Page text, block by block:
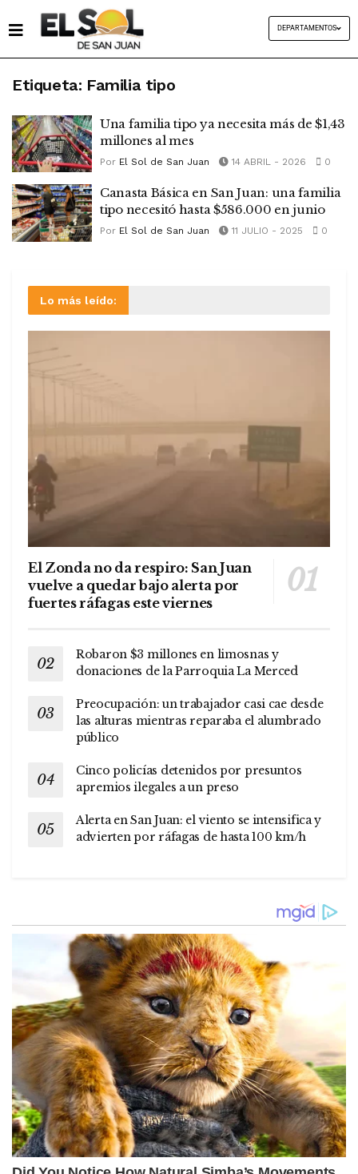
DEPARTAMENTOS
Etiqueta: Familia tipo
Una familia tipo ya necesita más de $1,43
millones al mes
Por El Sol de San Juan 14 ABRIL - 2026 0
Canasta Básica en San Juan: una familia
tipo necesitó hasta $586.000 en junio
Por El Sol de San Juan 11 JULIO - 2025 0
Lo más leído:
El Zonda no da respiro: San Juan
vuelve a quedar bajo alerta por
fuertes ráfagas este viernes
Robaron $3 millones en limosnas y
donaciones de la Parroquia La Merced
Preocupación: un trabajador casi cae desde
las alturas mientras reparaba el alumbrado
público
Cinco policías detenidos por presuntos
apremios ilegales a un preso
Alerta en San Juan: el viento se intensifica y
advierten por ráfagas de hasta 100 km/h